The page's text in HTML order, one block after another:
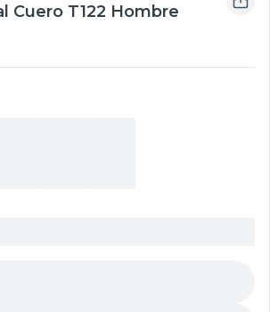
Cuero T122 Hombre